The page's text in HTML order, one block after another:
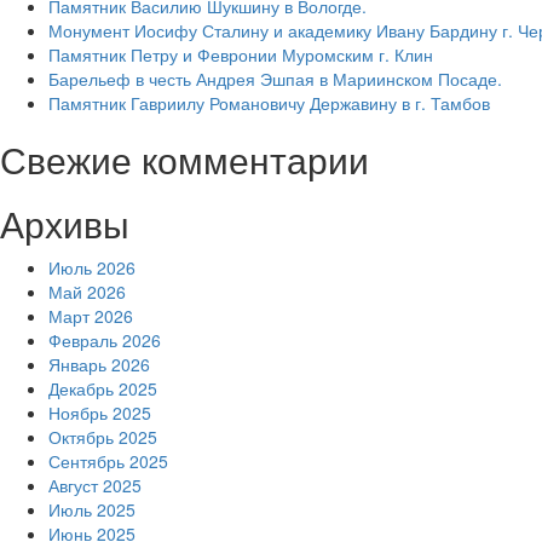
Памятник Василию Шукшину в Вологде.
Монумент Иосифу Сталину и академику Ивану Бардину г.
Памятник Петру и Февронии Муромским г. Клин
Барельеф в честь Андрея Эшпая в Мариинском Посаде.
Памятник Гавриилу Романовичу Державину в г. Тамбов
Свежие комментарии
Архивы
Июль 2026
Май 2026
Март 2026
Февраль 2026
Январь 2026
Декабрь 2025
Ноябрь 2025
Октябрь 2025
Сентябрь 2025
Август 2025
Июль 2025
Июнь 2025